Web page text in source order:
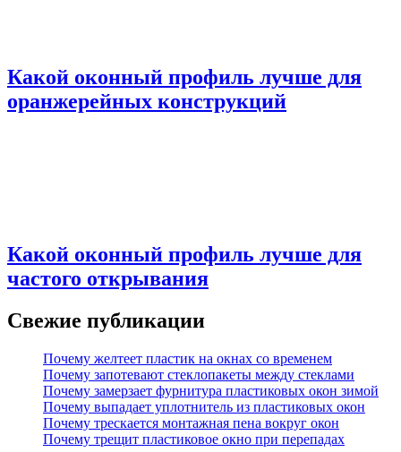
Какой оконный профиль лучше для
оранжерейных конструкций
Какой оконный профиль лучше для
частого открывания
Свежие публикации
Почему желтеет пластик на окнах со временем
Почему запотевают стеклопакеты между стеклами
Почему замерзает фурнитура пластиковых окон зимой
Почему выпадает уплотнитель из пластиковых окон
Почему трескается монтажная пена вокруг окон
Почему трещит пластиковое окно при перепадах